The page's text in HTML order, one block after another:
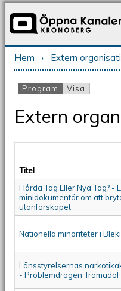
Du är här
Hem › Extern
Primära flikar
Program (aktiv flik)
Visa
Extern
Titel
Hårda Tag Eller Nya Tag? -
minidokumentär om att
utanförskapet
Nationella minoriteter i
Länsstyrelsernas
- Problemdrogen Tramadol